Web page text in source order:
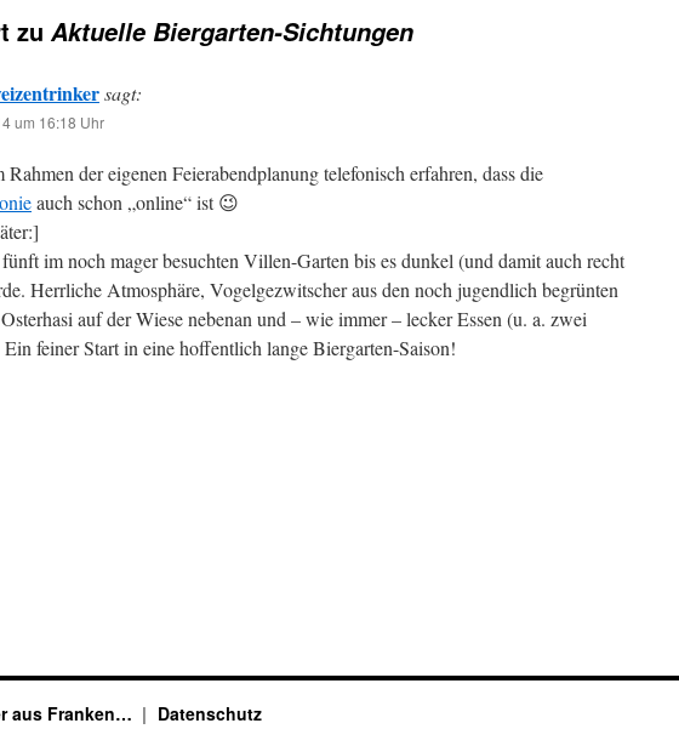
zu Aktuelle Biergarten-Sichtungen
sagt:
um 16:18 Uhr
Rahmen der eigenen Feierabendplanung telefonisch erfahren, dass die
auch schon „online“ ist 😉
im noch mager besuchten Villen-Garten bis es dunkel (und damit auch recht
Herrliche Atmosphäre, Vogelgezwitscher aus den noch jugendlich begrünten
auf der Wiese nebenan und – wie immer – lecker Essen (u. a. zwei
feiner Start in eine hoffentlich lange Biergarten-Saison!
aus Franken… Datenschutz